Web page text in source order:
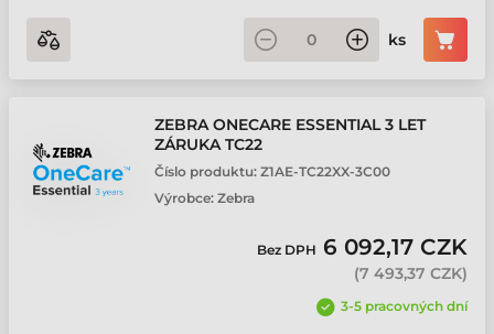
ks
ZEBRA ONECARE ESSENTIAL 3 LET
ZÁRUKA TC22
Číslo produktu: Z1AE-TC22XX-3C00
Výrobce: Zebra
Bez DPH 6 092,17 CZK
(7 493,37 CZK)
3-5 pracovných dní